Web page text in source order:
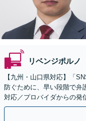
リベンジポルノ
【九州・山口県対応】「
防ぐために、早い段階で弁
対応／プロバイダからの発
ど」法人の風評被害対策に